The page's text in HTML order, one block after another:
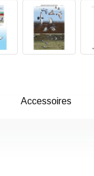
Accessoires